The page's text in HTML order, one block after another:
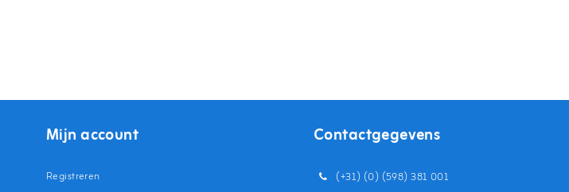
Mijn account
Registreren
Contactgegevens
(+31) (0) (598) 381 001